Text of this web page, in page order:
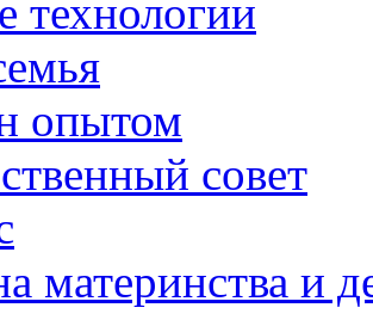
технологии
опытом
совет
материнства и